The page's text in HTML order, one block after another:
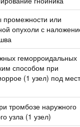
промежности или
опухоли с
геморроидальных
способом при
(1 узел) под
тромбозе наружного
узла (1 узел)